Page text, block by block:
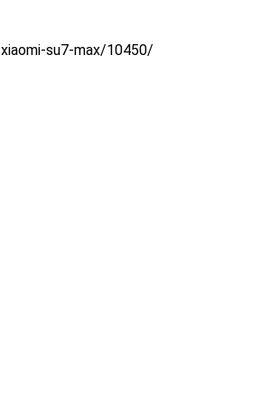
su7-max/10450/